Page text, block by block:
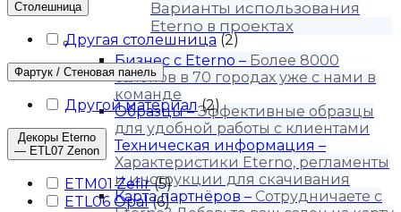
Варианты использования
Eterno в проектах
Для бизнеса
Бизнес с Eternо – Более 8000
салонов в 70 городах уже с нами в
команде
Образцы–Эффективные образцы
для удобной работы с клиентами
Техническая информация –
Характеристики Eterno, регламенты
и инструкции для скачивания
Карта партнёров – Сотрудничаете с
Столешница
Другая столешница (2)
Фартук / Стеновая панель
Другой материал (2)
Декоры Eterno
— ETL07 Zenon
ETM01 Zefir (5)
ETL06 Opal (6)